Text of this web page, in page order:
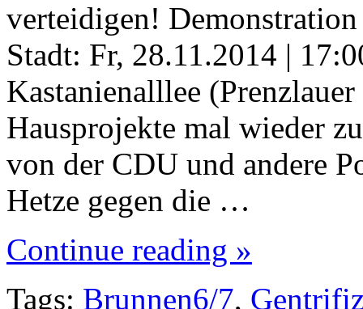
verteidigen!
Stadt: Fr, 28.11.2014 |
Kastanienalllee
Hausprojekte mal wieder
von der CDU und andere
Hetze gegen die …
Continue reading »
Tags: Brunnen6/7,